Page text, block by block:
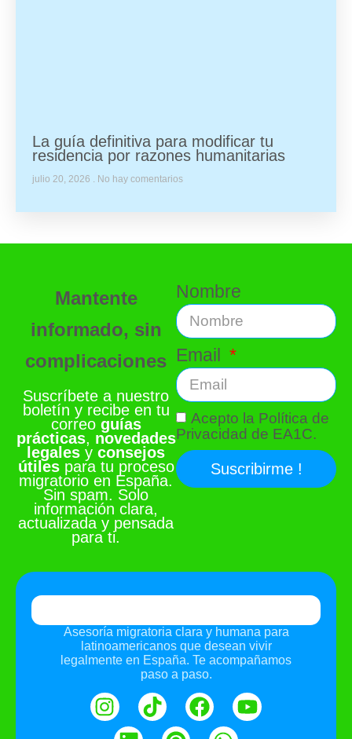
La guía definitiva para modificar tu
residencia por razones humanitarias
julio 20, 2026 No hay comentarios
Mantente
informado, sin
complicaciones
Suscríbete a nuestro
boletín y recibe en tu
correo guías
prácticas, novedades
legales y consejos
útilespara tu proceso
migratorio en España.
Sin spam. Solo
información clara,
actualizada y pensada
para ti.
Nombre
Email
Acepto la Política de
Privacidad de EA1C.
Suscribirme !
Asesoría migratoria clara y humana para
latinoamericanos que desean vivir
legalmente en España. Te acompañamos
paso a paso.